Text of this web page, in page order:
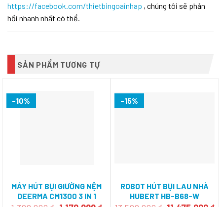
https://facebook.com/thietbingoainhap , chúng tôi sẽ phản
hồi nhanh nhất có thể.
SẢN PHẨM TƯƠNG TỰ
-10%
MÁY HÚT BỤI GIƯỜNG NỆM
DEERMA CM1300 3 IN 1
-15%
ROBOT HÚT BỤI LAU NHÀ
HUBERT HB-B68-W